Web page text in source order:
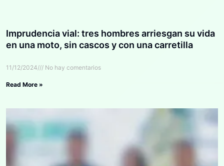
Imprudencia vial: tres hombres arriesgan su vida
en una moto, sin cascos y con una carretilla
11/12/2024 No hay comentarios
Read More »